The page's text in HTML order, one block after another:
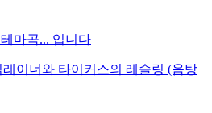
마곡... 입니다
이너와 타이커스의 레슬링 (음탕